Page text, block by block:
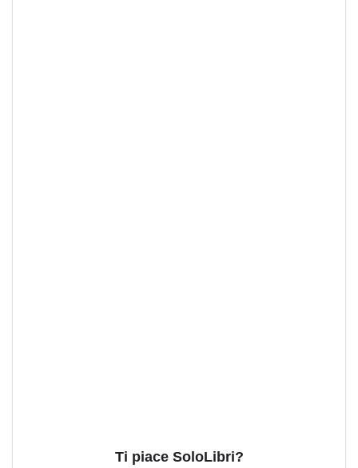
Ti piace SoloLibri?